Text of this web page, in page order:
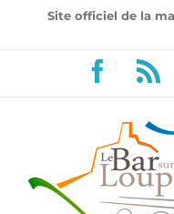
au
Site officiel de la